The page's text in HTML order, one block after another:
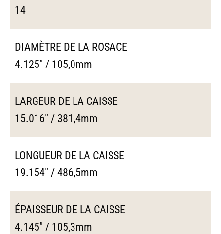
14
DIAMÈTRE DE LA ROSACE
4.125" / 105,0mm
LARGEUR DE LA CAISSE
15.016" / 381,4mm
LONGUEUR DE LA CAISSE
19.154" / 486,5mm
ÉPAISSEUR DE LA CAISSE
4.145" / 105,3mm